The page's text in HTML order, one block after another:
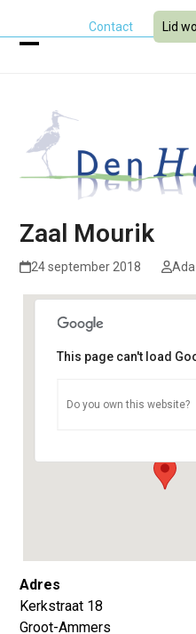
Contact Lid
menu
menu
Zaal Mourik
24 september 2018
This page can't load
Do you own this website?
Adres
Kerkstraat 18
Groot-Ammers